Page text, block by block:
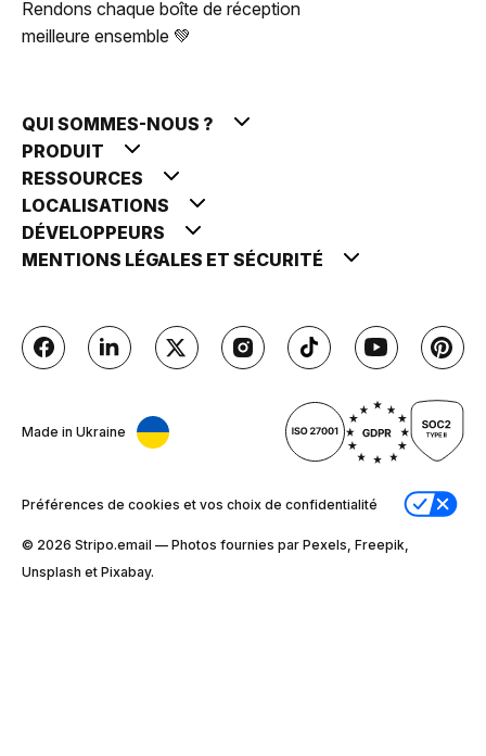
Rendons chaque boîte de réception
meilleure ensemble 💚
QUI SOMMES-NOUS ?
PRODUIT
RESSOURCES
LOCALISATIONS
DÉVELOPPEURS
MENTIONS LÉGALES ET SÉCURITÉ
Made in Ukraine
Préférences de cookies et vos choix de confidentialité
© 2026 Stripо.email — Photos fournies par Pexels, Freepik,
Unsplash et Pixabay.